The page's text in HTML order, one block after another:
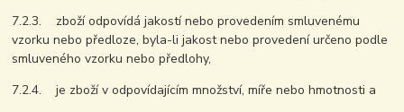
7.2.3. zboží odpovídá jakostí nebo provedením smluvenému
vzorku nebo předloze, byla-li jakost nebo provedení určeno podle
smluveného vzorku nebo předlohy,
7.2.4. je zboží v odpovídajícím množství, míře nebo hmotnosti a